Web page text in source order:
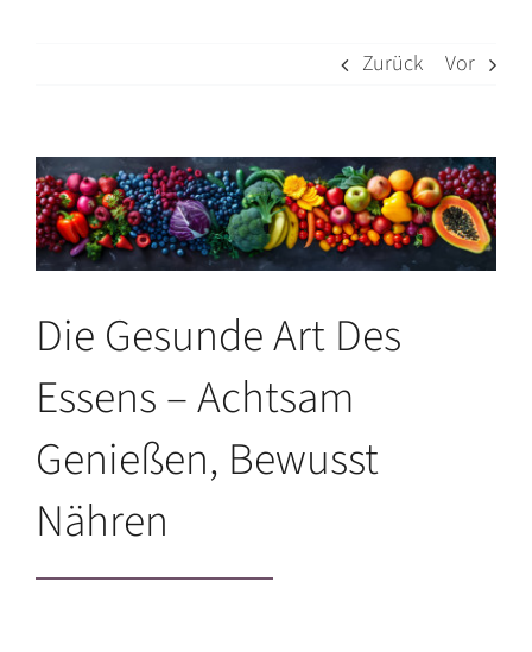
Zurück Vor
Zeige
grösseres
Bild
Die Gesunde Art Des
Essens – Achtsam
Genießen, Bewusst
Nähren